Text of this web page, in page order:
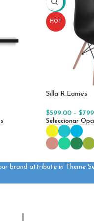
-25%
HOT
Silla R.Eames
$599.00 – $
Seleccionar
brand attribute in Theme